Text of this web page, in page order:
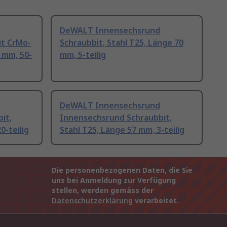
CrMo-
50-
DeWALT Innensechsrund
Schraubbit, Stahl T25, Länge 70
mm, 5-teilig
teilig
DeWALT Innensechsrund
Innensechsrund Schraubbit,
Stahl T25, Länge 57 mm, 3-teilig
Die personenbezogenen Daten, die Sie
uns bei Anmeldung zur Verfügung
stellen, werden gemäss der
Datenschutzerklärung verarbeitet.